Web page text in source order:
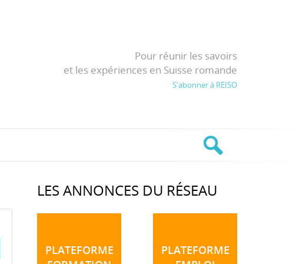
Pour réunir les savoirs
et les expériences en Suisse romande
S'abonner à REISO
LES ANNONCES DU RÉSEAU
PLATEFORME
PLATEFORME